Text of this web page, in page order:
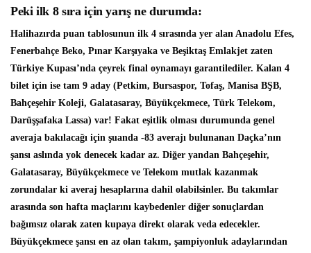
Peki ilk 8 sıra için yarış ne durumda:
Halihazırda puan tablosunun ilk 4 sırasında yer alan Anadolu Efes,
Fenerbahçe Beko, Pınar Karşıyaka ve Beşiktaş Emlakjet zaten
Türkiye Kupası’nda çeyrek final oynamayı garantilediler. Kalan 4
bilet için ise tam 9 aday (Petkim, Bursaspor, Tofaş, Manisa BŞB,
Bahçeşehir Koleji, Galatasaray, Büyükçekmece, Türk Telekom,
Darüşşafaka Lassa) var! Fakat eşitlik olması durumunda genel
averaja bakılacağı için şuanda -83 averajı bulunanan Daçka’nın
şansı aslında yok denecek kadar az. Diğer yandan Bahçeşehir,
Galatasaray, Büyükçekmece ve Telekom mutlak kazanmak
zorundalar ki averaj hesaplarına dahil olabilsinler. Bu takımlar
arasında son hafta maçlarını kaybedenler diğer sonuçlardan
bağımsız olarak zaten kupaya direkt olarak veda edecekler.
Büyükçekmece şansı en az olan takım, şampiyonluk adaylarından